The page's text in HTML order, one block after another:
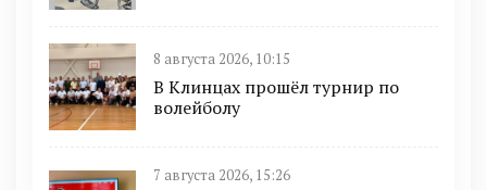
8 августа 2026, 10:15
В Клинцах прошёл турнир по
волейболу
7 августа 2026, 15:26